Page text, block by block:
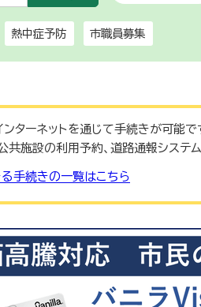
熱中症予防 市職員募集
ターネットを通じて手続きが可能で
共施設の利用予約、道路通報システ
る手続きの一覧はこちら